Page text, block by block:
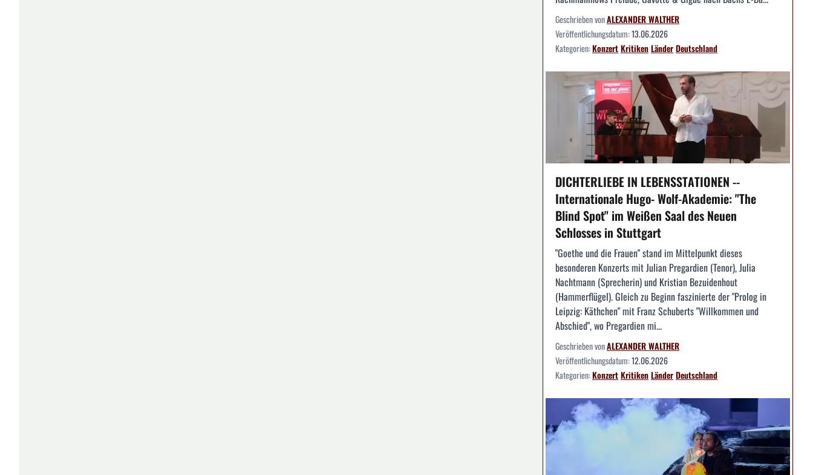
Geschrieben vonALEXANDER WALTHER
Veröffentlichungsdatum:13.06.2026
Kategorien:KonzertKritikenLänderDeutschland
DICHTERLIEBE IN LEBENSSTATIONEN --
Internationale Hugo- Wolf-Akademie: "The
Blind Spot" im Weißen Saal des Neuen
Schlosses in Stuttgart
"Goethe und die Frauen" stand im Mittelpunkt dieses
besonderen Konzerts mit Julian Pregardien (Tenor), Julia
Nachtmann (Sprecherin) und Kristian Bezuidenhout
(Hammerflügel). Gleich zu Beginn faszinierte der "Prolog in
Leipzig: Käthchen" mit Franz Schuberts "Willkommen und
Abschied", wo Pregardien mi...
Geschrieben vonALEXANDER WALTHER
Veröffentlichungsdatum:12.06.2026
Kategorien:KonzertKritikenLänderDeutschland